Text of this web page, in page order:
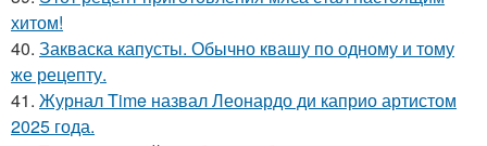
хитом!
40. Закваска капусты. Обычно квашу по одному и тому
же рецепту.
41. Журнал Time назвал Леонардо ди каприо артистом
2025 года.